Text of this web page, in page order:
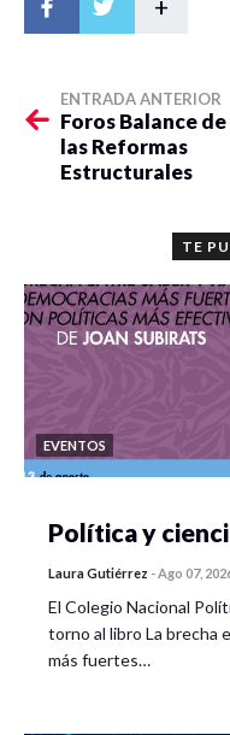
+
ENTRADA ANTERIOR
Foros Balance de
las Reformas
Estructurales
TE
EVENTOS
Política y
Laura Gutiérrez -Ago 07,
El Colegio Nacional
torno al libro La brecha
más fuertes…